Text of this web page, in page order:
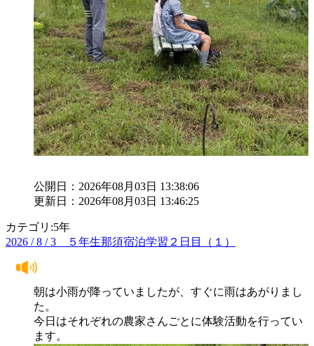
公開日：2026年08月03日 13:38:06
更新日：2026年08月03日 13:46:25
カテゴリ:5年
2026 / 8 / 3 ５年生那須宿泊学習２日目（１）
朝は小雨が降っていましたが、すぐに雨はあがりまし
た。
今日はそれぞれの農家さんごとに体験活動を行ってい
ます。